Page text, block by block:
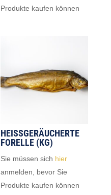
Produkte kaufen können
HEISSGERÄUCHERTE F
ORELLE (KG)
Sie müssen sich hier
anmelden, bevor Sie
Produkte kaufen können